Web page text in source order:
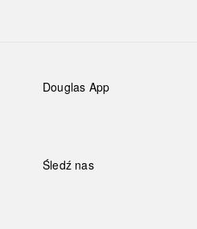
Douglas App
Śledź nas